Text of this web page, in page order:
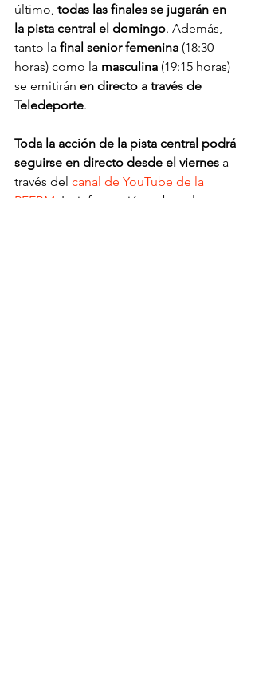
último, todas las finales se jugarán en
la pista central el domingo. Además,
tanto la final senior femenina (18:30
horas) como la masculina (19:15 horas)
se emitirán en directo a través de
Teledeporte.
Toda la acción de la pista central podrá
seguirse en directo desde el viernes a
través del canal de YouTube de la
RFEBM . La información sobre el